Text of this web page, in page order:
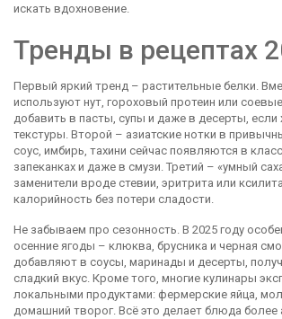
искать вдохновение.
Тренды в рецептах
Первый яркий тренд – растительные белки.
используют нут, гороховый протеин или
добавить в пасты, супы и даже в десерты, если
текстуры. Второй – азиатские нотки в
соус, имбирь, тахини сейчас появляются в
запеканках и даже в смузи. Третий – «умный
заменители вроде стевии, эритрита или
калорийность без потери сладости.
Не забываем про сезонность. В 2025 году
осенние ягоды – клюква, брусника и черная
добавляют в соусы, маринады и десерты,
сладкий вкус. Кроме того, многие кулинары
локальными продуктами: фермерские яйца,
домашний творог. Всё это делает блюда более